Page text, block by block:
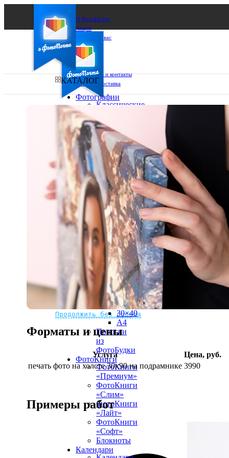
О ФотоПочте
Акции
Сделаем за вас
Бизнесу
FAQ
Франшиза
Поддержка и контакты
Оплата и доставка
Ваш город:
Ваш регион доставки
Выберите из списка:
Не нашли Ваш город?
Мы доставляем по всему миру
Продолжить без города
КАТАЛОГ
Фотографии
Классические
10х15
13х18
15х15
15х20
20х20
20х30
30х30
30х40
А4
Фото
рамке
10х10
10×15
13×18
15×15
15×20
20×20
20×30
30×30
30×40
A4
Полоски
из
ФотоБудки
ФотоКниги
ФотоКниги
«Премиум»
ФотоКниги
«Слим»
ФотоКниги
«Лайт»
ФотоКниги
«Софт»
Блокноты
Календари
Форматы и цены
Услуга
Цена, руб.
печать фото на холсте 30х90 на подрамнике 3990
Примеры работ